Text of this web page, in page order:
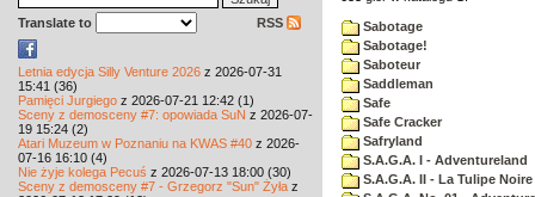
Translate to RSS
Letnia edycja Silly Venture 2026 z 2026-07-31
15:41 (36)
Pamięci Jurgiego z 2026-07-21 12:42 (1)
Sceny z demosceny #7: opowiada SuN z 2026-07-
19 15:24 (2)
Atari Muzeum w Poznaniu na KWAS #40 z 2026-
07-16 16:10 (4)
Nie żyje kolega Pecuś z 2026-07-13 18:00 (30)
Sceny z demosceny #7 - Grzegorz "Sun" Żyła z
Sabotage
Sabotage!
Saboteur
Saddleman
Safe
Safe Cracker
Safryland
S.A.G.A. I - Adventureland
S.A.G.A. II - La Tulipe Noire